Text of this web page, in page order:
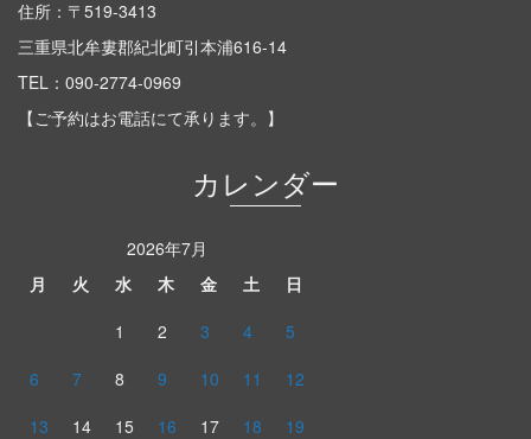
住所：〒519-3413
三重県北牟婁郡紀北町引本浦616-14
TEL： 090-2774-0969
【ご予約はお電話にて承ります。】
カレンダー
2026年7月
月
火 水 木 金 土
日
1
2 3 4
5
6
7 8 9 10 11
12
13
14 15 16 17 18
19